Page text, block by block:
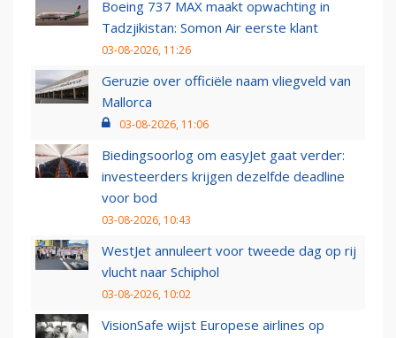
Boeing 737 MAX maakt opwachting in
Tadzjikistan: Somon Air eerste klant
03-08-2026, 11:26
Geruzie over officiële naam vliegveld van
Mallorca
03-08-2026, 11:06
Biedingsoorlog om easyJet gaat verder:
investeerders krijgen dezelfde deadline
voor bod
03-08-2026, 10:43
WestJet annuleert voor tweede dag op rij
vlucht naar Schiphol
03-08-2026, 10:02
VisionSafe wijst Europese airlines op